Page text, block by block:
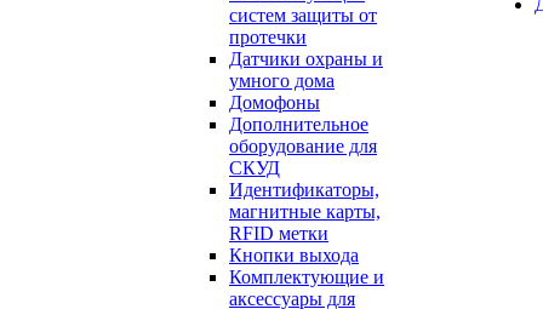
систем защиты от
протечки
Датчики охраны и
умного дома
Домофоны
Дополнительное
оборудование для
СКУД
Идентификаторы,
магнитные карты,
RFID метки
Кнопки выхода
Комплектующие и
аксессуары для